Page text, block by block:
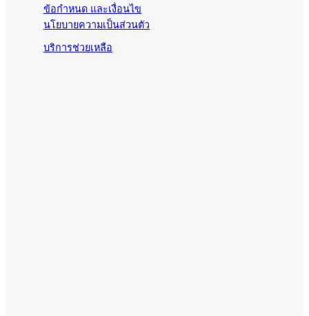
ข้อกำหนด และเงื่อนไข
นโยบายความเป็นส่วนตัว
บริการช่วยเหลือ